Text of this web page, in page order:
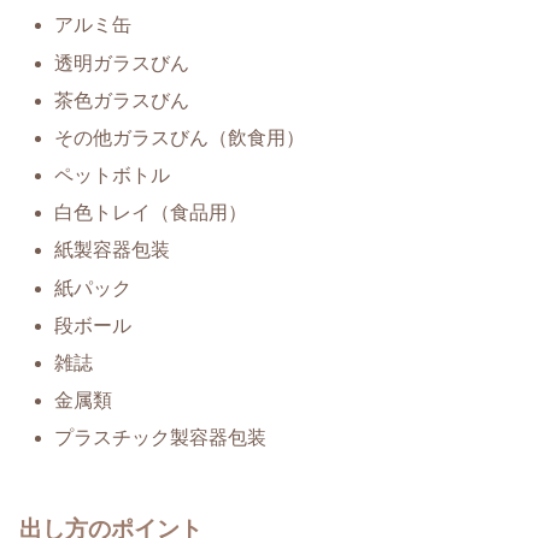
アルミ缶
透明ガラスびん
茶色ガラスびん
その他ガラスびん（飲食用）
ペットボトル
白色トレイ（食品用）
紙製容器包装
紙パック
段ボール
雑誌
金属類
プラスチック製容器包装
出し方のポイント